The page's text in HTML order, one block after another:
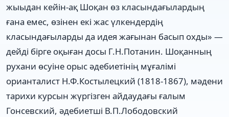
жыыдан кейін-ақ Шоқан өз класындағылардың
ғана емес, өзінен екі жас үлкендердің
класындағыларды да идея жағынан басып охды» —
дейді бірге оқыған досы Г.Н.Потанин. Шоқанның
рухани өсуіне орыс әдебиетінің мұғалімі
орианталист Н.Ф.Костылецкий (1818-1867), мәдени
тарихи курсын жүргізген айдаудағы ғалым
Гонсевский, әдебиетші В.П.Лободовский